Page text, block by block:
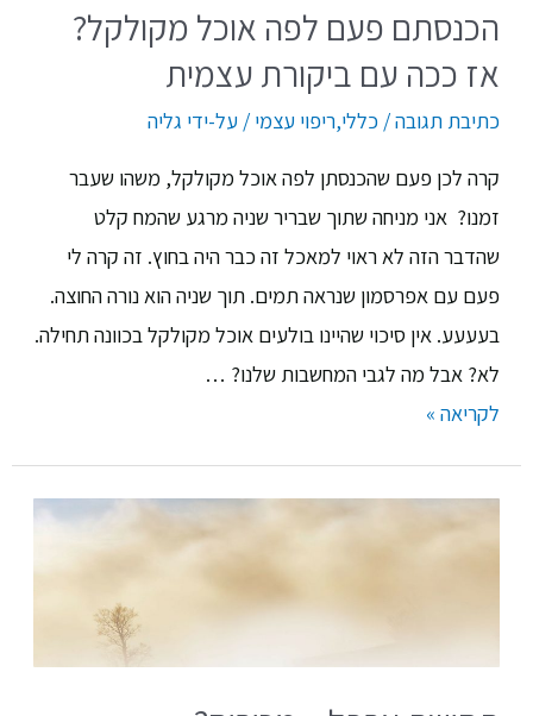
הכנסתם פעם לפה אוכל מקולקל?
אז ככה עם ביקורת עצמית
כתיבת תגובה/כללי,ריפוי עצמי / על-ידי גליה
קרה לכן פעם שהכנסתן לפה אוכל מקולקל, משהו שעבר
זמנו? אני מניחה שתוך שבריר שניה מרגע שהמח קלט
שהדבר הזה לא ראוי למאכל זה כבר היה בחוץ. זה קרה לי
פעם עם אפרסמון שנראה תמים. תוך שניה הוא נורה החוצה.
בעעעע. אין סיכוי שהיינו בולעים אוכל מקולקל בכוונה תחילה.
לא? אבל מה לגבי המחשבות שלנו? …
לקריאה »